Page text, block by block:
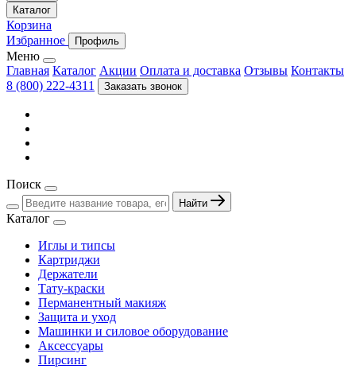
Каталог
Корзина
Избранное
Профиль
Меню
Главная Каталог Акции Оплата и доставка Отзывы Контакты
8 (800) 222-4311
Заказать звонок
Поиск
Найти
Каталог
Иглы и типсы
Картриджи
Держатели
Тату-краски
Перманентный макияж
Защита и уход
Машинки и силовое оборудование
Аксессуары
Пирсинг